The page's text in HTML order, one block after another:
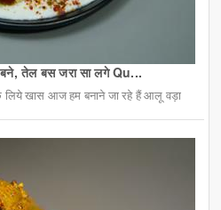
तेल बस जरा सा लगे Qu...
लिये खास आज हम बनाने जा रहे हैं आलू वड़ा